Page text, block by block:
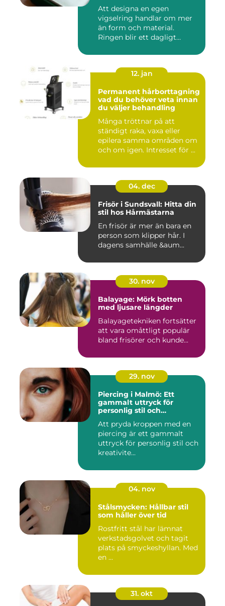
Att designa en egen
vigselring handlar om mer
än form och material.
Ringen blir ett dagligt
12. jan
Permanent hårborttagning
vad du behöver veta innan
du väljer behandling
Många tröttnar på att
ständigt raka, vaxa eller
epilera samma områden om
och om igen. Intresset för ...
04. dec
Frisör i Sundsvall: Hitta din
stil hos Hårmästarna
En frisör är mer än bara en
person som klipper hår. I
dagens samhälle &aum...
30. nov
Balayage: Mörk botten
med ljusare längder
Balayagetekniken fortsätter
att vara omåttligt populär
bland frisörer och kunde...
29. nov
Piercing i Malmö: Ett
gammalt uttryck för
personlig stil och
Att pryda kroppen med en
piercing är ett gammalt
uttryck för personlig stil och
kreativite...
04. nov
Stålsmycken: Hållbar stil
som håller över tid
Rostfritt stål har lämnat
verkstadsgolvet och tagit
plats på smyckeshyllan. Med
en ...
31. okt